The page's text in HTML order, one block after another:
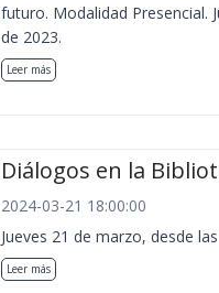
futuro. Modalidad Presencial.
de 2023.
Leer más
Diálogos en la
2024-03-21 18:00:00
Jueves 21 de marzo, desde
Leer más